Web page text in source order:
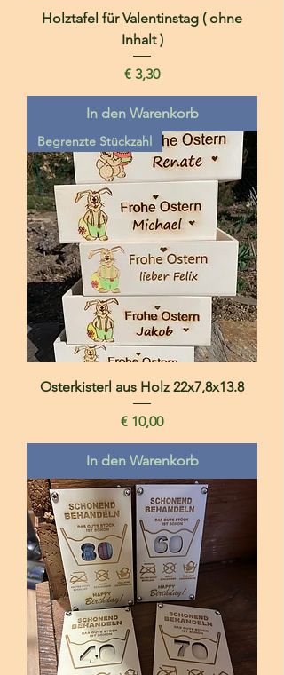
Holztafel für Valentinstag ( ohne
Inhalt )
Preis
€ 3,30
In den Warenkorb
Begrenzte Stückzahl
Osterkisterl aus Holz 22x7,8x13.8
Preis
€ 10,00
In den Warenkorb